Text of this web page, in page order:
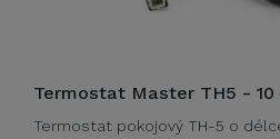
Termostat Master TH5 - 10
Termostat pokojový TH-5 o